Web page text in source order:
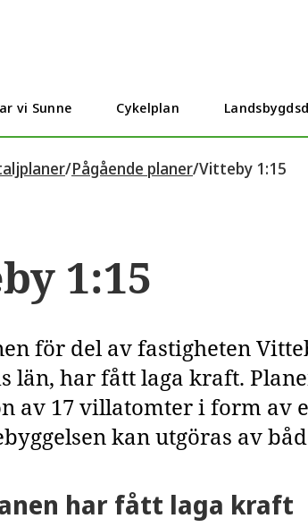
vi Sunne Cykelplan
/Pågående planer/Vitteby 1:15
1:15
för del av fastigheten
län, har fått laga kraft.
av 17 villatomter i form av
kan utgöras av
har fått laga kraft